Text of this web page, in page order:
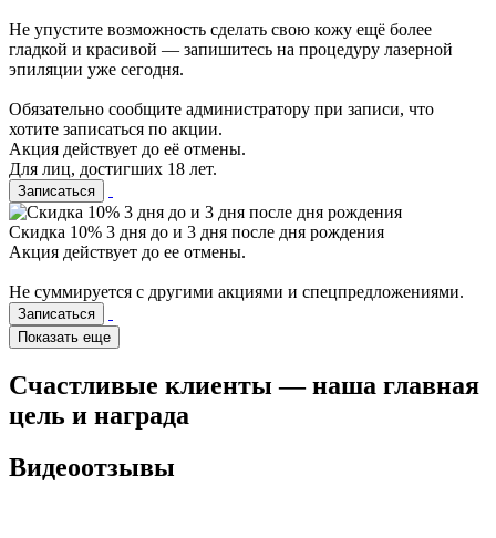
Не упустите возможность сделать свою кожу ещё более
гладкой и красивой — запишитесь на процедуру лазерной
эпиляции уже сегодня.
Обязательно сообщите администратору при записи, что
хотите записаться по акции.
Акция действует до её отмены.
Для лиц, достигших 18 лет.
Записаться
Скидка 10% 3 дня до и 3 дня после дня рождения
Акция действует до ее отмены.
Не суммируется с другими акциями и спецпредложениями.
Записаться
Показать еще
Счастливые клиенты — наша главная
цель и награда
Видеоотзывы